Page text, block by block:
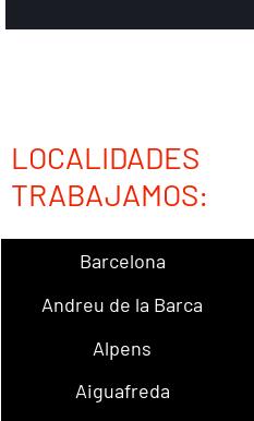
TRABAJAMOS:
Barcelona
Andreu de la Barca
Alpens
Aiguafreda